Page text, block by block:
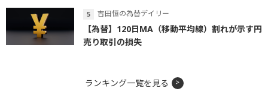
吉田恒の為替デイリー
【為替】120日MA（移動平均線）割れが示す円
売り取引の損失
ランキング一覧を見る